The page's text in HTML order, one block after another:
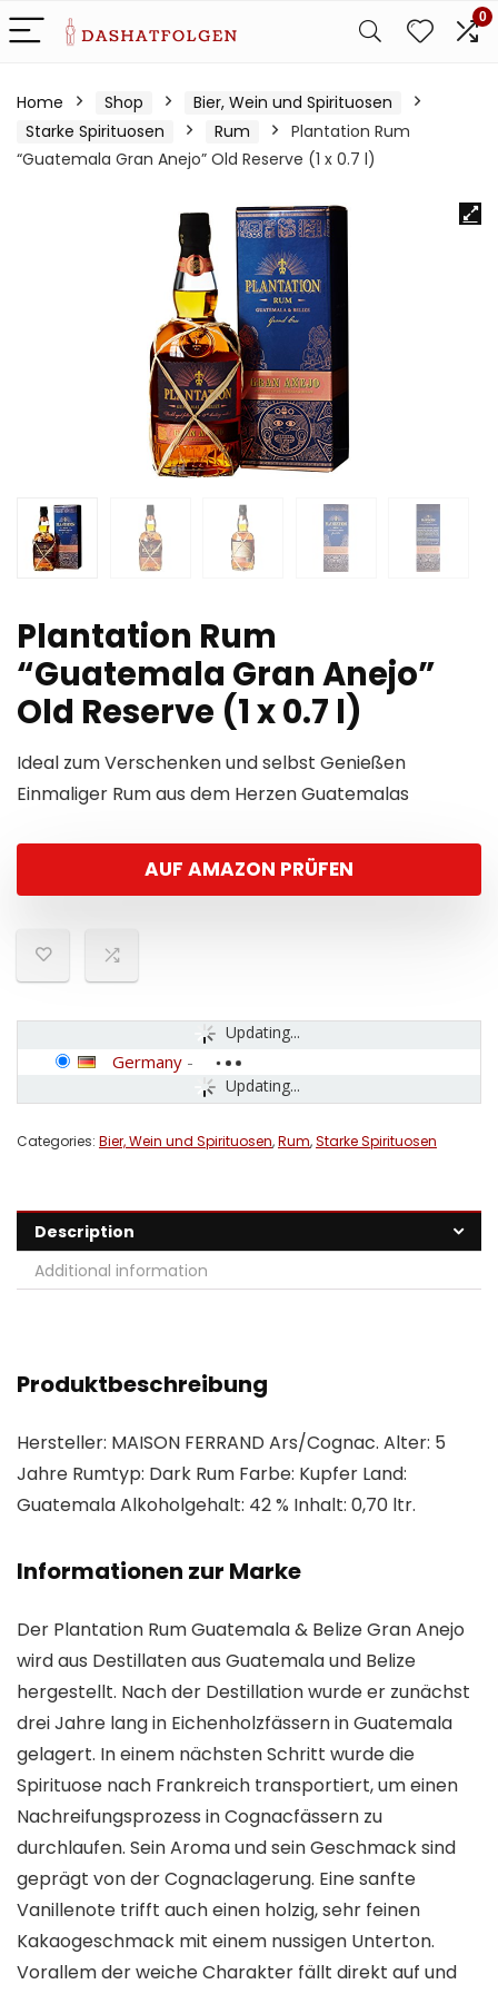
0
Home Shop
Bier, Wein und Spirituosen
Starke Spirituosen
Rum
Plantation Rum
“Guatemala Gran Anejo” Old Reserve (1 x 0.7 l)
Plantation Rum
“Guatemala Gran Anejo”
Old Reserve (1 x 0.7 l)
Ideal zum Verschenken und selbst Genießen
Einmaliger Rum aus dem Herzen Guatemalas
AUF AMAZON PRÜFEN
Updating...
Updating...
Germany -
Categories: Bier, Wein und Spirituosen,Rum,Starke Spirituosen
Description
Additional information
Produktbeschreibung
Hersteller: MAISON FERRAND Ars/Cognac. Alter: 5
Jahre Rumtyp: Dark Rum Farbe: Kupfer Land:
Guatemala Alkoholgehalt: 42 % Inhalt: 0,70 ltr.
Informationen zur Marke
Der Plantation Rum Guatemala & Belize Gran Anejo
wird aus Destillaten aus Guatemala und Belize
hergestellt. Nach der Destillation wurde er zunächst
drei Jahre lang in Eichenholzfässern in Guatemala
gelagert. In einem nächsten Schritt wurde die
Spirituose nach Frankreich transportiert, um einen
Nachreifungsprozess in Cognacfässern zu
durchlaufen. Sein Aroma und sein Geschmack sind
geprägt von der Cognaclagerung. Eine sanfte
Vanillenote trifft auch einen holzig, sehr feinen
Kakaogeschmack mit einem nussigen Unterton.
Vorallem der weiche Charakter fällt direkt auf und